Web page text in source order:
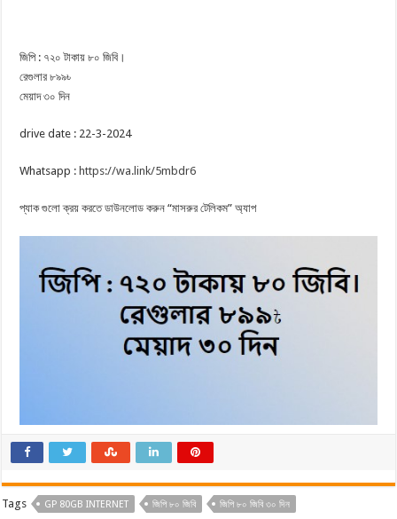
জিপি : ৭২০ টাকায় ৮০ জিবি।
রেগুলার ৮৯৯৳
মেয়াদ ৩০ দিন
drive date : 22-3-2024
Whatsapp : https://wa.link/5mbdr6
প্যাক গুলো ক্রয় করতে ডাউনলোড করুন “মাসরুর টেলিকম” অ্যাপ
Tags GP 80GB INTERNET জিপি ৮০ জিবি জিপি ৮০ জিবি ৩০ দিন